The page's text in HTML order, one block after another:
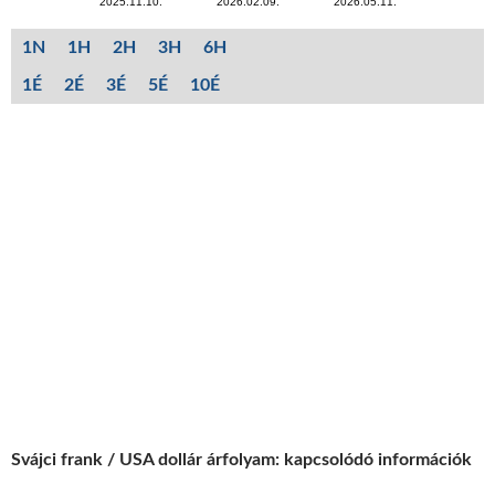
1N 1H 2H 3H 6H
1É 2É 3É 5É 10É
Svájci frank / USA dollár árfolyam: kapcsolódó információk